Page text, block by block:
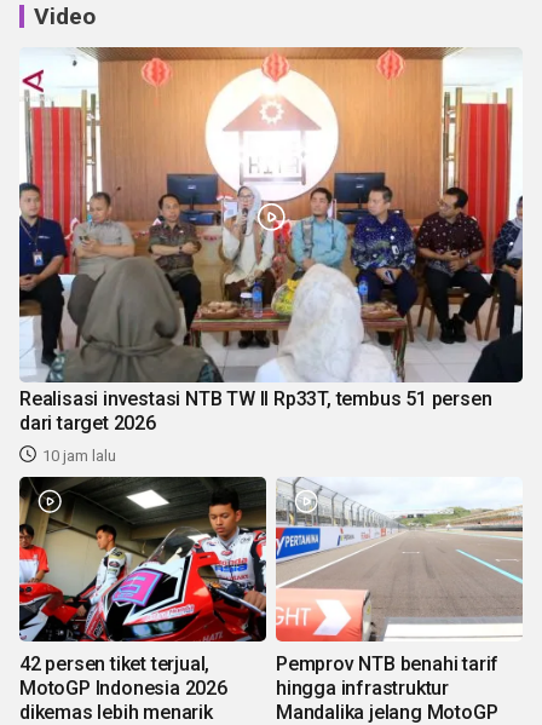
Video
Realisasi investasi NTB TW II Rp33T, tembus 51 persen
dari target 2026
10 jam lalu
42 persen tiket terjual,
MotoGP Indonesia 2026
dikemas lebih menarik
Pemprov NTB benahi tarif
hingga infrastruktur
Mandalika jelang MotoGP